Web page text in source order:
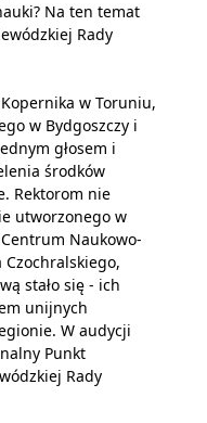
Na ten temat
Rady
w Toruniu,
w Bydgoszczy i
głosem i
środków
Rektorom nie
utworzonego w
Naukowo-
stało się - ich
unijnych
W audycji
Punkt
Rady